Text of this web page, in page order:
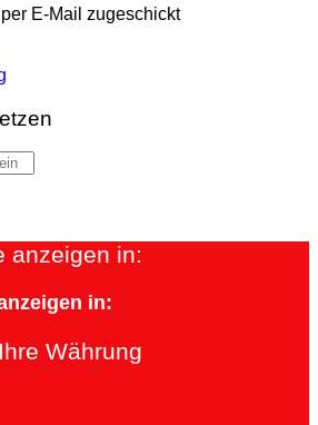
E-Mail zugeschickt
anzeigen in:
in:
Währung